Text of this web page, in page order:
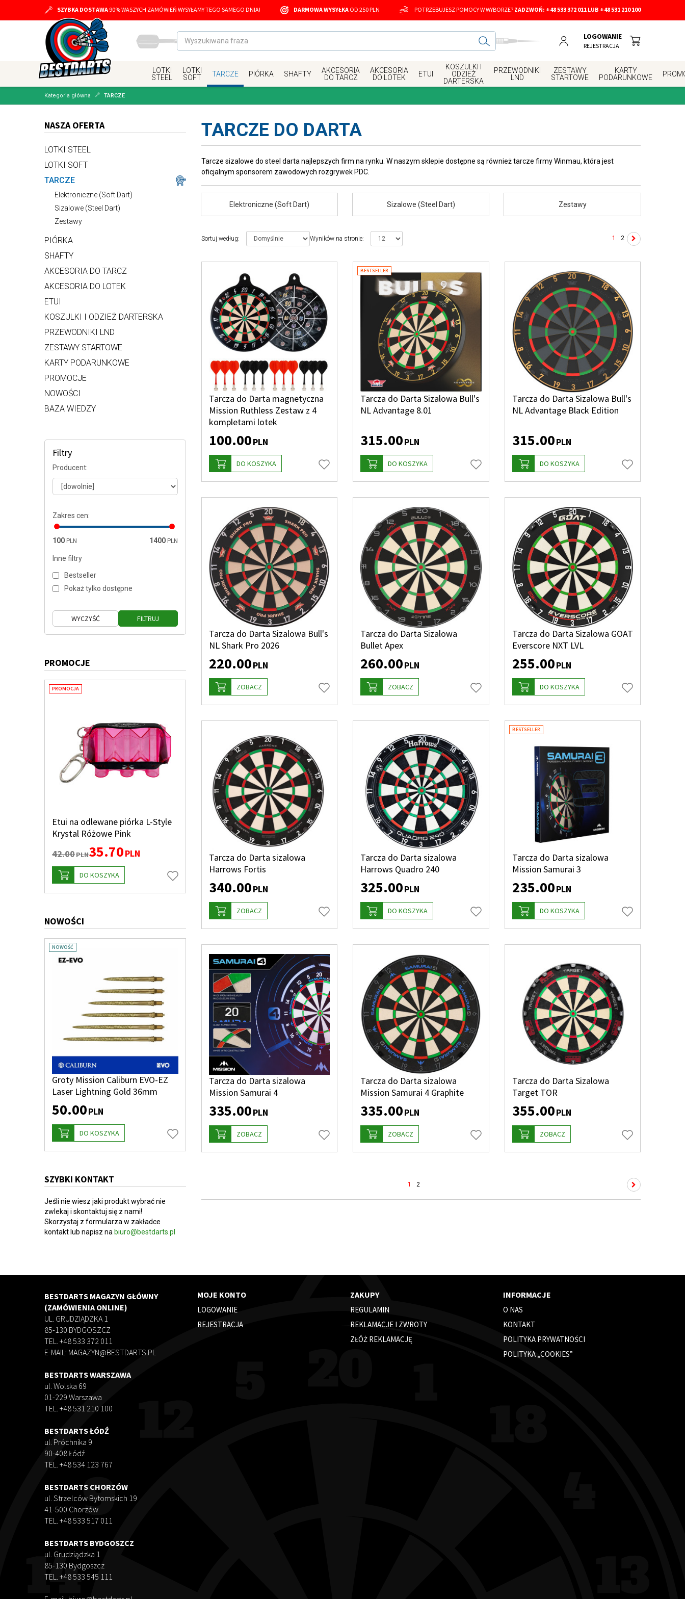
SZYBKA DOSTAWA 90% WASZYCH ZAMÓWIEŃ WYSYŁAMY TEGO SAMEGO DNIA! DARMOWA WYSYŁKA OD 250 PLN POTRZEBUJESZ POMOCY W WYBORZE? ZADZWOŃ: +48 533 372 011 LUB +48 531 210 100
LOGOWANIE
REJESTRACJA
LOTKI
STEEL
LOTKI
SOFT
TARCZE PIÓRKA SHAFTY
AKCESORIA
DO TARCZ
AKCESORIA
DO LOTEK
ETUI
KOSZULKI I
ODZIEŻ
DARTERSKA
PRZEWODNIKI
LND
ZESTAWY
STARTOWE
KARTY
PODARUNKOWE
Kategoria główna TARCZE
TARCZE DO DARTA
Tarcze sizalowe do steel darta najlepszych firm na rynku. W naszym sklepie dostępne są również tarcze firmy Winmau, która jest
oficjalnym sponsorem zawodowych rozgrywek PDC.
Elektroniczne (Soft Dart) Sizalowe (Steel Dart) Zestawy
Wyników na stronie:
Sortuj według: 1 2
Tarcza do Darta magnetyczna
Mission Ruthless Zestaw z 4
kompletami lotek
100.00PLN
DO KOSZYKA
BESTSELLER
Tarcza do Darta Sizalowa Bull's
NL Advantage 8.01
315.00PLN
DO KOSZYKA
Tarcza do Darta Sizalowa Bull's
NL Advantage Black Edition
315.00PLN
DO KOSZYKA
Tarcza do Darta Sizalowa Bull's
NL Shark Pro 2026
220.00PLN
ZOBACZ
Tarcza do Darta Sizalowa
Bullet Apex
260.00PLN
ZOBACZ
Tarcza do Darta Sizalowa GOAT
Everscore NXT LVL
255.00PLN
DO KOSZYKA
Tarcza do Darta sizalowa
Harrows Fortis
340.00PLN
ZOBACZ
Tarcza do Darta sizalowa
Harrows Quadro 240
325.00PLN
DO KOSZYKA
BESTSELLER
Tarcza do Darta sizalowa
Mission Samurai 3
235.00PLN
DO KOSZYKA
Tarcza do Darta sizalowa
Mission Samurai 4
335.00PLN
ZOBACZ
Tarcza do Darta sizalowa
Mission Samurai 4 Graphite
335.00PLN
ZOBACZ
Tarcza do Darta Sizalowa
Target TOR
355.00PLN
ZOBACZ
1 2
NASZA OFERTA
LOTKI STEEL
LOTKI SOFT
TARCZE
Elektroniczne (Soft Dart)
Sizalowe (Steel Dart)
Zestawy
PIÓRKA
SHAFTY
AKCESORIA DO TARCZ
AKCESORIA DO LOTEK
ETUI
KOSZULKI I ODZIEŻ DARTERSKA
PRZEWODNIKI LND
ZESTAWY STARTOWE
KARTY PODARUNKOWE
PROMOCJE
NOWOŚCI
BAZA WIEDZY
Filtry
Producent:
Zakres cen:
100 PLN 1400 PLN
Inne filtry
Bestseller
Pokaż tylko dostępne
PROMOCJE
PROMOCJA
Etui na odlewane piórka L-Style
Krystal Różowe Pink
42.00PLN35.70PLN
DO KOSZYKA
NOWOŚCI
NOWOŚĆ
Groty Mission Caliburn EVO-EZ
Laser Lightning Gold 36mm
50.00PLN
DO KOSZYKA
SZYBKI KONTAKT
Jeśli nie wiesz jaki produkt wybrać nie
zwlekaj i skontaktuj się z nami!
Skorzystaj z formularza w zakładce
kontakt lub napisz na biuro@bestdarts.pl
BESTDARTS MAGAZYN GŁÓWNY
(ZAMÓWIENIA ONLINE)
UL. GRUDZIĄDZKA 1
85-130 BYDGOSZCZ
TEL. +48 533 372 011
E-MAIL: MAGAZYN@BESTDARTS.PL
BESTDARTS WARSZAWA
ul. Wolska 69
01-229 Warszawa
TEL. +48 531 210 100
BESTDARTS ŁÓDŹ
ul. Próchnika 9
90-408 Łódź
TEL. +48 534 123 767
BESTDARTS CHORZÓW
ul. Strzelców Bytomskich 19
41-500 Chorzów
TEL. +48 533 517 011
BESTDARTS BYDGOSZCZ
ul. Grudziądzka 1
85-130 Bydgoszcz
TEL. +48 533 545 111
MOJE KONTO
LOGOWANIE
REJESTRACJA
ZAKUPY
REGULAMIN
REKLAMACJE I ZWROTY
ZŁÓŻ REKLAMACJĘ
INFORMACJE
O NAS
KONTAKT
POLITYKA PRYWATNOŚCI
POLITYKA „COOKIES”